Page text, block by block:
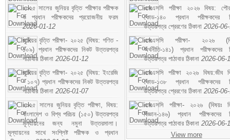
২০২৫ সালের জুনিয়র বৃত্তি পরীক্ষার পরীক্ষক
ও প্রধান পরীক্ষকদের প্রয়োজনীয় ফরম
2026-01-12
জুনিয়র বৃত্তি পরীক্ষা- ২০২৫ (বিষয়: গণিত -
১০৯) প্রধান পরীক্ষকদের নিকট উত্তরপত্র
পাঠাবার ঠিকানা 2026-01-12
জুনিয়র বৃত্তি পরীক্ষা- ২০২৫ (বিষয়: ইংরেজি
- ১০৭) প্রধান পরীক্ষকদের নিকট উত্তরপত্র
পাঠাবার ঠিকানা 2026-01-07
২০২৫ সালের জুনিয়র বৃত্তি পরীক্ষা, বিষয়:
বাংলাদেশ ও বিশ্ব পরিচয় (১৫০) উত্তরপত্র
মূল্যায়নের জন্য নমুনা উত্তরমালা।
মূল্যায়নের সাথে সংশ্লিষ্ট পরীক্ষক ও প্রধান
এসএসসি পরীক্ষা ২০২৬ বিষয়:
কোড-১৪০ প্রধান পরীক্ষকদের
উত্তরপত্র প্রেরণের ঠিকানা 2026-
এসএসসি পরীক্ষা- ২০২৬
অর্থনীতি-১৪১) প্রধান পরীক্ষকদের
উত্তরপত্র পাঠাবার ঠিকানা 2026-06-
এসএসসি পরীক্ষা ২০২৬ বিষয়:জীব
কোড-১৩৮ প্রধান পরীক্ষকদের
উত্তরপত্র প্রেরণের ঠিকানা 2026-
এসএসসি পরীক্ষা- ২০২৬ (বিষয়ঃ
বিজ্ঞান-১৪৬) প্রধান পরীক্ষকদের
উত্তরপত্র পাঠাবার ঠিকানা 2026-06-
View more